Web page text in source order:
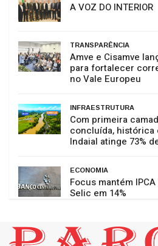
A VOZ DO INTERIOR
TRANSPARÊNCIA
Amve e Cisamve
para fortalecer
no Vale Europeu
INFRAESTRUTURA
Com primeira
concluída, histórica
Indaial atinge 73%
ECONOMIA
Focus mantém
Selic em 14%